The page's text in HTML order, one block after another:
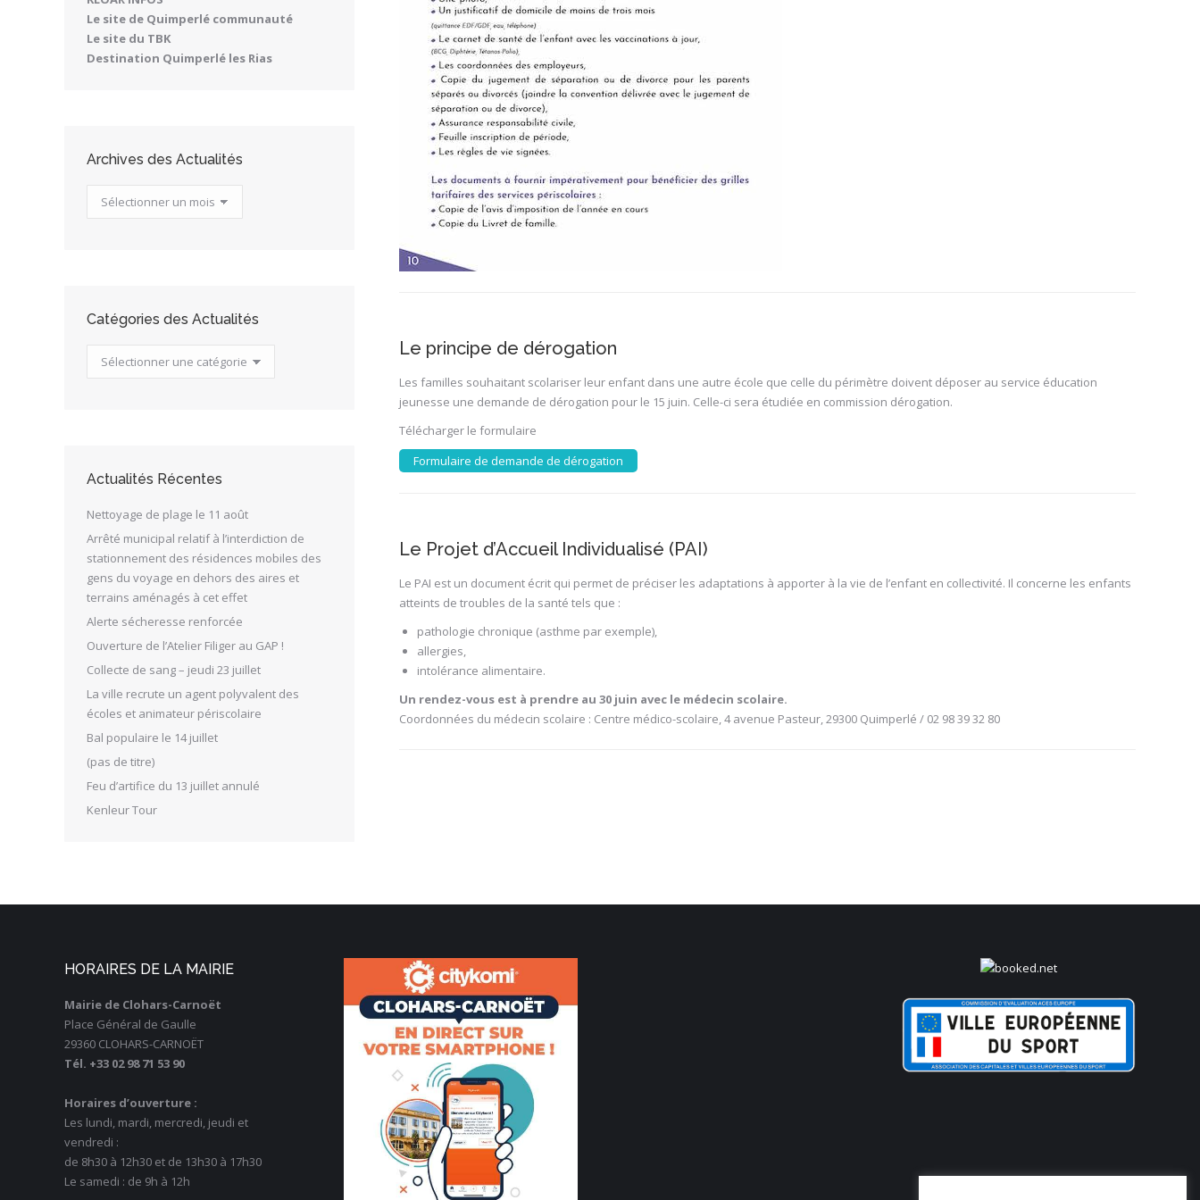
Le principe de dérogation
Les familles souhaitant scolariser leur enfant dans une autre école que celle du périmètre doivent déposer au service éducation
jeunesse une demande de dérogation pour le 15 juin. Celle-ci sera étudiée en commission dérogation.
Télécharger le formulaire
Formulaire de demande de dérogation
Le Projet d’Accueil Individualisé (PAI)
Le PAI est un document écrit qui permet de préciser les adaptations à apporter à la vie de l’enfant en collectivité. Il concerne les enfants
atteints de troubles de la santé tels que :
pathologie chronique (asthme par exemple),
allergies,
intolérance alimentaire.
Un rendez-vous est à prendre au 30 juin avec le médecin scolaire.
Coordonnées du médecin scolaire : Centre médico-scolaire, 4 avenue Pasteur, 29300 Quimperlé / 02 98 39 32 80
Le site de Quimperlé communauté
Le site du TBK
Destination Quimperlé les Rias
Archives des Actualités
Archives
des
Catégories des Actualités
Catégories
des
Actualités Récentes
Nettoyage de plage le 11 août
Arrêté municipal relatif à l’interdiction de
stationnement des résidences mobiles des
gens du voyage en dehors des aires et
terrains aménagés à cet effet
Alerte sécheresse renforcée
Ouverture de l’Atelier Filiger au GAP !
Collecte de sang – jeudi 23 juillet
La ville recrute un agent polyvalent des
écoles et animateur périscolaire
Bal populaire le 14 juillet
(pas de titre)
Feu d’artifice du 13 juillet annulé
Kenleur Tour
HORAIRES DE LA MAIRIE
Mairie de Clohars-Carnoët
Place Général de Gaulle
29360 CLOHARS-CARNOËT
Tél. +33 02 98 71 53 90
Horaires d’ouverture :
Les lundi, mardi, mercredi, jeudi et
vendredi :
de 8h30 à 12h30 et de 13h30 à 17h30
Le samedi : de 9h à 12h